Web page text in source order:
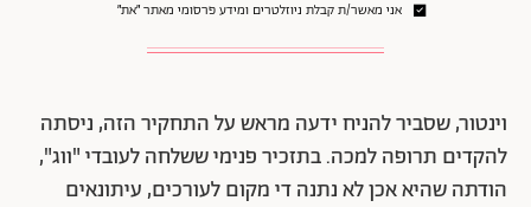
אני מאשר/ת קבלת ניוזלטרים ומידע פרסומי מאתר ״את״
וינטור, שסביר להניח ידעה מראש על התחקיר הזה, ניסתה
להקדים תרופה למכה. בתזכיר פנימי ששלחה לעובדי "ווג",
הודתה שהיא אכן לא נתנה די מקום לעורכים, עיתונאים